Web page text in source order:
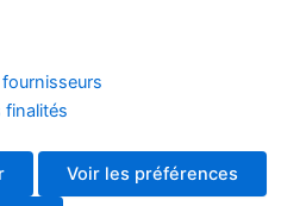
finalités
Voir les préférences